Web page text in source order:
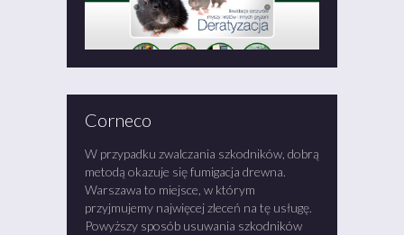
Corneco
W przypadku zwalczania szkodników, dobrą
metodą okazuje się fumigacja drewna.
Warszawa to miejsce, w którym
przyjmujemy najwięcej zleceń na tę usługę.
Powyższy sposób usuwania szkodników